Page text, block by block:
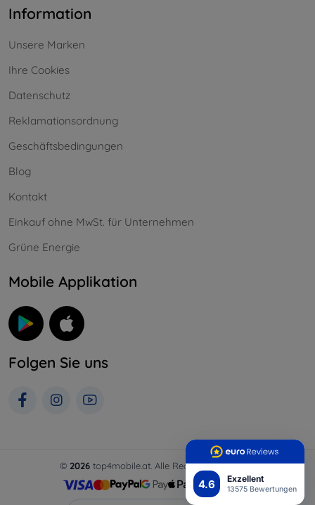
4.6 Exzellent
13575 Bewertungen
Information
Unsere Marken
Ihre Cookies
Datenschutz
Reklamationsordnung
Geschäftsbedingungen
Blog
Kontakt
Einkauf ohne MwSt. für Unternehmen
Grüne Energie
Mobile Applikation
Folgen Sie uns
© 2026top4mobile.at. Alle Rechte vorbehalten.